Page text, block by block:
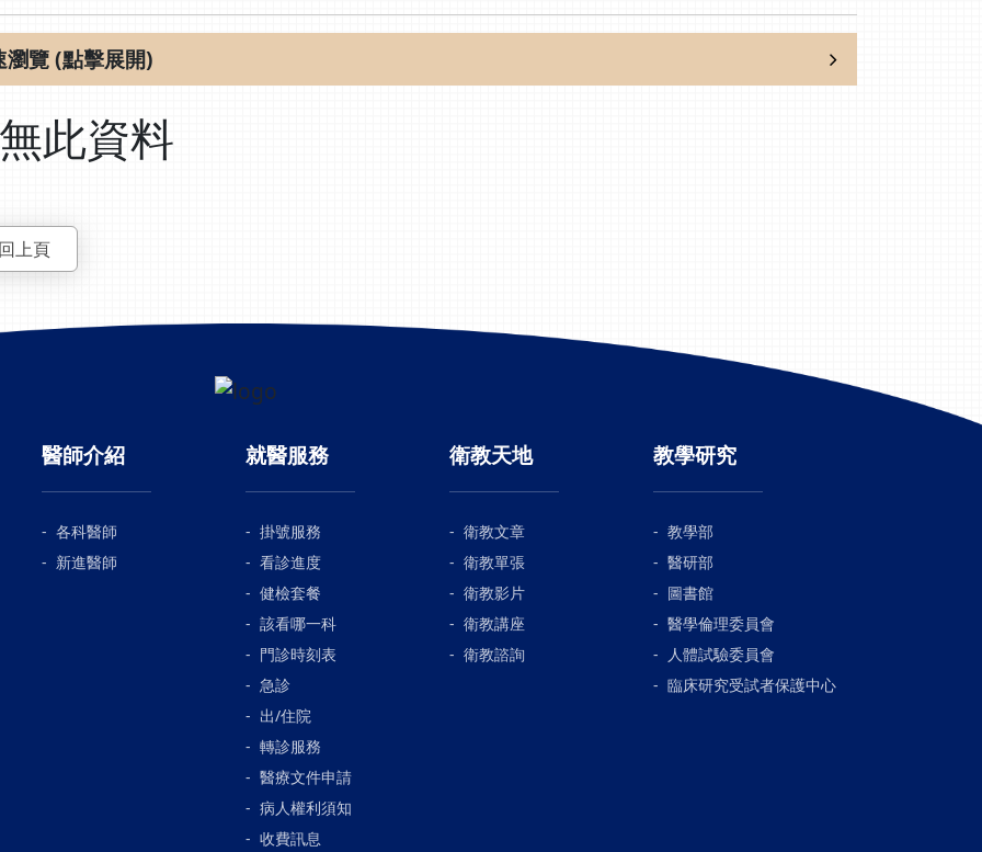
瀏覽 (點擊展開)
此資料
上頁
醫師介紹
各科醫師
新進醫師
就醫服務
掛號服務
看診進度
健檢套餐
該看哪一科
門診時刻表
急診
出/住院
轉診服務
醫療文件申請
病人權利須知
收費訊息
衛教天地
衛教文章
衛教單張
衛教影片
衛教講座
衛教諮詢
教學研究
教學部
醫研部
圖書館
醫學倫理委員會
人體試驗委員會
臨床研究受試者保護中心